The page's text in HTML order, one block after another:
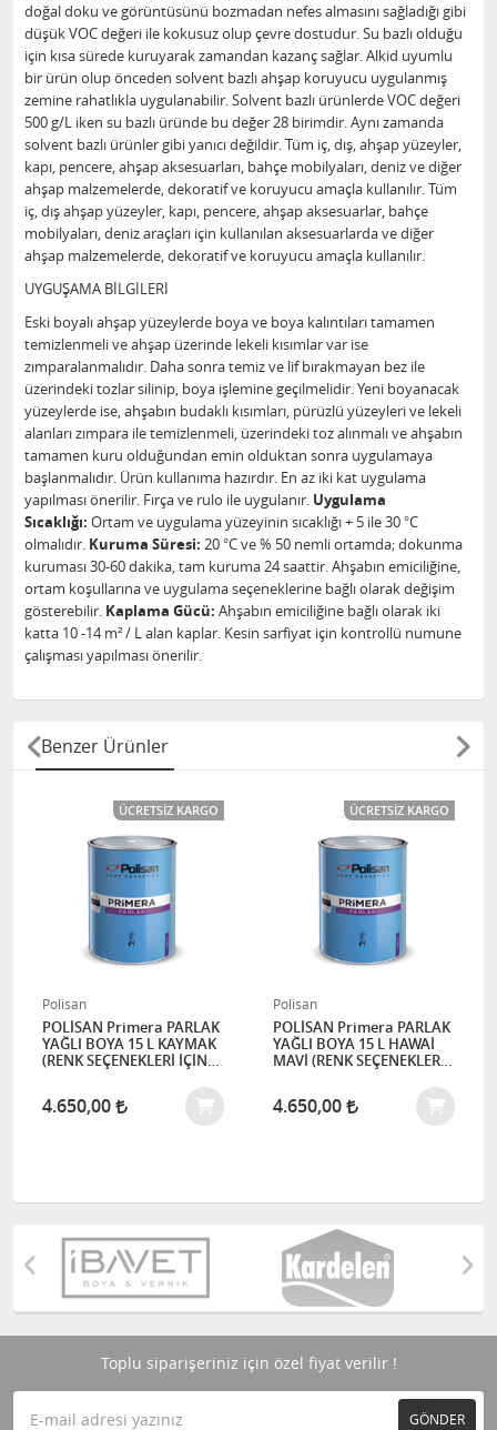
doğal doku ve görüntüsünü bozmadan nefes almasını sağladığı gibi
düşük VOC değeri ile kokusuz olup çevre dostudur. Su bazlı olduğu
için kısa sürede kuruyarak zamandan kazanç sağlar. Alkid uyumlu
bir ürün olup önceden solvent bazlı ahşap koruyucu uygulanmış
zemine rahatlıkla uygulanabilir. Solvent bazlı ürünlerde VOC değeri
500 g/L iken su bazlı üründe bu değer 28 birimdir. Aynı zamanda
solvent bazlı ürünler gibi yanıcı değildir. Tüm iç, dış, ahşap yüzeyler,
kapı, pencere, ahşap aksesuarları, bahçe mobilyaları, deniz ve diğer
ahşap malzemelerde, dekoratif ve koruyucu amaçla kullanılır. Tüm
iç, dış ahşap yüzeyler, kapı, pencere, ahşap aksesuarlar, bahçe
mobilyaları, deniz araçları için kullanılan aksesuarlarda ve diğer
ahşap malzemelerde, dekoratif ve koruyucu amaçla kullanılır.
UYGUŞAMA BİLGİLERİ
Eski boyalı ahşap yüzeylerde boya ve boya kalıntıları tamamen
temizlenmeli ve ahşap üzerinde lekeli kısımlar var ise
zımparalanmalıdır. Daha sonra temiz ve lif bırakmayan bez ile
üzerindeki tozlar silinip, boya işlemine geçilmelidir. Yeni boyanacak
yüzeylerde ise, ahşabın budaklı kısımları, pürüzlü yüzeyleri ve lekeli
alanları zımpara ile temizlenmeli, üzerindeki toz alınmalı ve ahşabın
tamamen kuru olduğundan emin olduktan sonra uygulamaya
başlanmalıdır. Ürün kullanıma hazırdır. En az iki kat uygulama
yapılması önerilir. Fırça ve rulo ile uygulanır. Uygulama
Sıcaklığı: Ortam ve uygulama yüzeyinin sıcaklığı + 5 ile 30 °C
olmalıdır. Kuruma Süresi: 20 °C ve % 50 nemli ortamda; dokunma
kuruması 30-60 dakika, tam kuruma 24 saattir. Ahşabın emiciliğine,
ortam koşullarına ve uygulama seçeneklerine bağlı olarak değişim
gösterebilir. Kaplama Gücü: Ahşabın emiciliğine bağlı olarak iki
katta 10 -14 m² / L alan kaplar. Kesin sarfiyat için kontrollü numune
çalışması yapılması önerilir.
Benzer Ürünler
ÜCRETSIZ KARGO
Polisan
POLİSAN Primera PARLAK
YAĞLI BOYA 15 L KAYMAK
(RENK SEÇENEKLERİ İÇİN
4.650,00
ÜCRETSIZ KARGO
Polisan
POLİSAN Primera PARLAK
YAĞLI BOYA 15 L HAWAİ
MAVİ (RENK SEÇENEKLERİ
4.650,00
Toplu siparişeriniz için özel fiyat verilir !
GÖNDER